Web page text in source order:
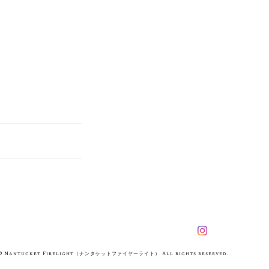
Nantucket Firelight（ナンタケットファイヤーライト） All rights reserved.